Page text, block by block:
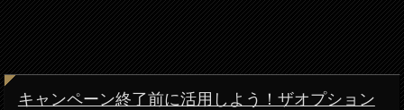
キャンペーン終了前に活用しよう！ザオプション